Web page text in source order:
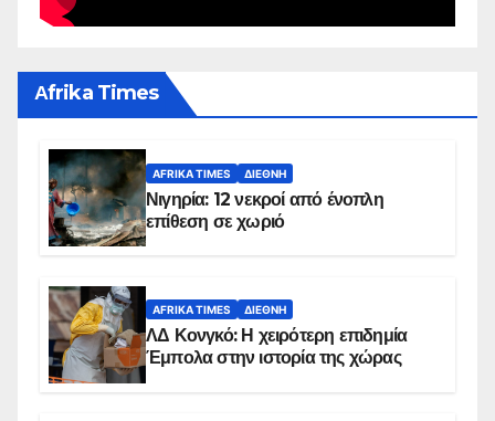
Αfrika Times
AFRIKA TIMES ΔΙΕΘΝΉ
Νιγηρία: 12 νεκροί από ένοπλη
επίθεση σε χωριό
AFRIKA TIMES ΔΙΕΘΝΉ
ΛΔ Κονγκό: Η χειρότερη επιδημία
Έμπολα στην ιστορία της χώρας